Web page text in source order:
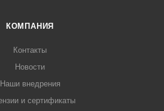
КОМПАНИЯ
Контакты
Новости
Наши внедрения
и сертификаты